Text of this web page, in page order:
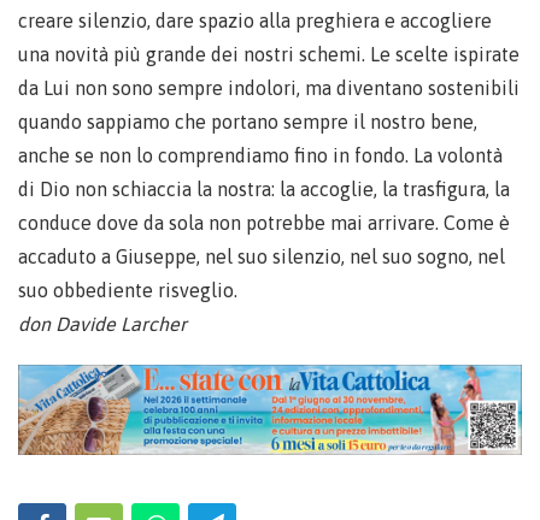
creare silenzio, dare spazio alla preghiera e accogliere
una novità più grande dei nostri schemi. Le scelte ispirate
da Lui non sono sempre indolori, ma diventano sostenibili
quando sappiamo che portano sempre il nostro bene,
anche se non lo comprendiamo fino in fondo. La volontà
di Dio non schiaccia la nostra: la accoglie, la trasfigura, la
conduce dove da sola non potrebbe mai arrivare. Come è
accaduto a Giuseppe, nel suo silenzio, nel suo sogno, nel
suo obbediente risveglio.
don Davide Larcher